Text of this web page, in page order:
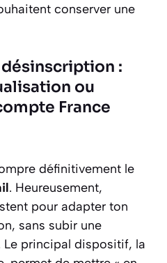
conserver une
:
ou
France
définitivement le
. Heureusement,
pour adapter ton
sans subir une
Le principal dispositif, la